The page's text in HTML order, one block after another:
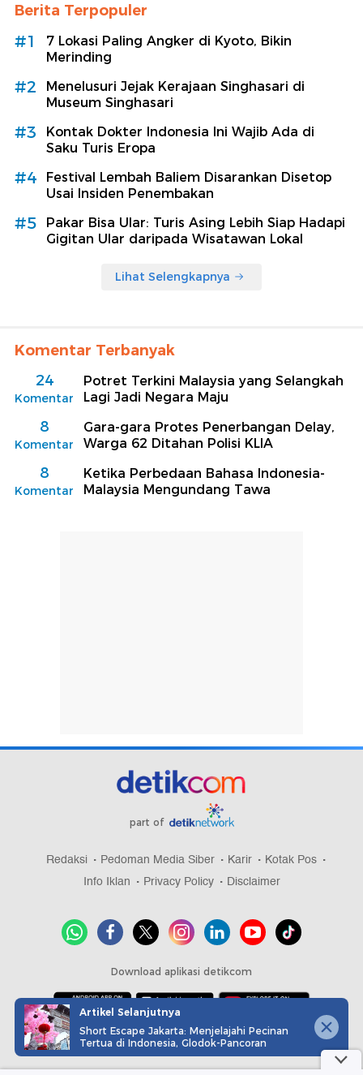
Berita Terpopuler
#1
7 Lokasi Paling Angker di Kyoto, Bikin
Merinding
#2
Menelusuri Jejak Kerajaan Singhasari di
Museum Singhasari
#3
Kontak Dokter Indonesia Ini Wajib Ada di
Saku Turis Eropa
#4
Festival Lembah Baliem Disarankan Disetop
Usai Insiden Penembakan
#5
Pakar Bisa Ular: Turis Asing Lebih Siap Hadapi
Gigitan Ular daripada Wisatawan Lokal
Lihat Selengkapnya
Komentar Terbanyak
24
Komentar
Potret Terkini Malaysia yang Selangkah
Lagi Jadi Negara Maju
8
Komentar
Gara-gara Protes Penerbangan Delay,
Warga 62 Ditahan Polisi KLIA
8
Komentar
Ketika Perbedaan Bahasa Indonesia-
Malaysia Mengundang Tawa
part of
Redaksi Pedoman Media Siber Karir
Kotak Pos
Info Iklan
Privacy Policy Disclaimer
Download aplikasi detikcom
Copyright @ 2026 detikcom, All right reserved
Artikel Selanjutnya
Short Escape Jakarta: Menjelajahi Pecinan
Tertua di Indonesia, Glodok-Pancoran